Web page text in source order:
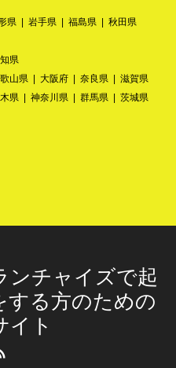
県 岩手県 福島県
秋田県
県
山県 大阪府 奈良県
滋賀県
県 神奈川県 群馬県 茨城県
ンチャイズで起
する方のための
イト